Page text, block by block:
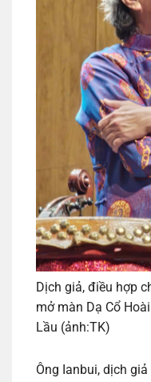
Dịch giả, điều hợp
mở màn Dạ Cổ
Lầu (ảnh:TK)
Ông Ianbui, dịch